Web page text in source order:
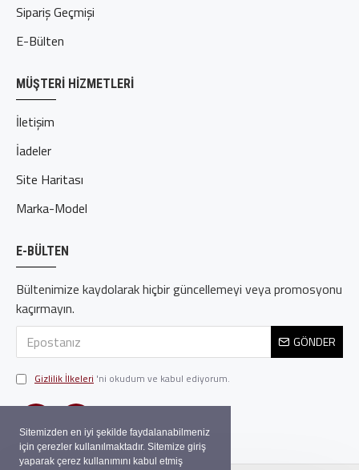
Sitemizden en iyi şekilde faydalanabilmeniz
için çerezler kullanılmaktadır. Sitemize giriş
yaparak çerez kullanımını kabul etmiş
Sipariş Geçmişi
E-Bülten
MÜŞTERI HIZMETLERI
İletişim
İadeler
Site Haritası
Marka-Model
E-BÜLTEN
Bültenimize kaydolarak hiçbir güncellemeyi veya promosyonu
kaçırmayın.
GÖNDER
Gizlilik İlkeleri 'ni okudum ve kabul ediyorum.